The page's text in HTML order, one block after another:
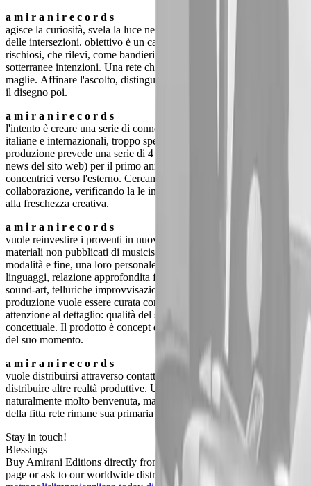
a m i r a n i r e c o r d s
agisce la curiosità, svela la luce nei frammenti, osserva la fertilità
delle intersezioni. obiettivo è un catalogo di incroci, di accostamenti
rischiosi, che rilevi, come bandierine sulla mappa, l'emergere di
sotterranee intenzioni. Una rete che vibra nei nodi e nelle
maglie. Affinare l'ascolto, distinguere elementi prima, comprendere
il disegno poi.
a m i r a n i r e c o r d s
l'intento è creare una serie di connessioni fra le realtà artistiche
italiane e internazionali, troppo spesso confinate in rigidi recinti. La
produzione prevede una serie di 4 o 5 progetti ( annunciati nelle
news del sito web) per il primo anno di vita, procedendo per cerchi
concentrici verso l'esterno. Cercando di ampliare le possibilità di
collaborazione, verificando la le intenzioni con particolare attenzione
alla freschezza creativa.
a m i r a n i r e c o r d s
vuole reinvestire i proventi in nuova progettualità, indagando i
materiali non pubblicati di musicisti ed artisti che perseguono, per
modalità e fine, una loro personale ricerca. Interazione fra i
linguaggi, relazione approfondita fra testo e musica, immagini e
sound-art, telluriche improvvisazioni strumentali e vocali. Ogni
produzione vuole essere curata con la necessaria e completa
attenzione al dettaglio: qualità del suono, veste grafica, verità
concettuale. Il prodotto è concept da tragitto dell'artista, documento
del suo momento.
a m i r a n i r e c o r d s
vuole distribuirsi attraverso contatti con altre realtà produttive e
distribuire altre realtà produttive. Una distribuzione più organizzata è
naturalmente molto benvenuta, ma lo sforzo di operare all'interno
della fitta rete rimane sua primaria caratteristica.
Stay in touch!
Blessings
Buy Amirani Editions directly from this site, write us in contacts
page or ask to our worldwide distributors: